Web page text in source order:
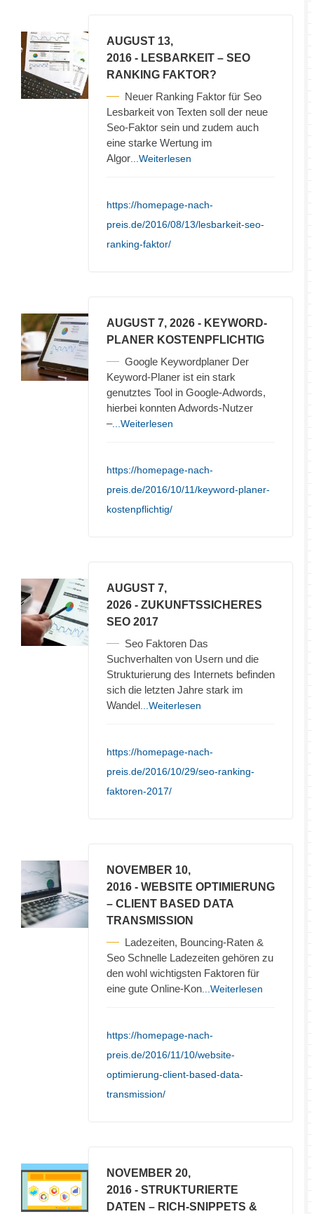
AUGUST 13,
2016 - LESBARKEIT – SEO
RANKING FAKTOR?
Neuer Ranking Faktor für Seo
Lesbarkeit von Texten soll der neue
Seo-Faktor sein und zudem auch
eine starke Wertung im
Algor ...Weiterlesen
https://homepage-nach-
preis.de/2016/08/13/lesbarkeit-seo-
ranking-faktor/
AUGUST 7, 2026 - KEYWORD-
PLANER KOSTENPFLICHTIG
Google Keywordplaner Der
Keyword-Planer ist ein stark
genutztes Tool in Google-Adwords,
hierbei konnten Adwords-Nutzer
–...Weiterlesen
https://homepage-nach-
preis.de/2016/10/11/keyword-planer-
kostenpflichtig/
AUGUST 7,
2026 - ZUKUNFTSSICHERES
SEO 2017
Seo Faktoren Das
Suchverhalten von Usern und die
Strukturierung des Internets befinden
sich die letzten Jahre stark im
Wandel ...Weiterlesen
https://homepage-nach-
preis.de/2016/10/29/seo-ranking-
faktoren-2017/
NOVEMBER 10,
2016 - WEBSITE OPTIMIERUNG
– CLIENT BASED DATA
TRANSMISSION
Ladezeiten, Bouncing-Raten &
Seo Schnelle Ladezeiten gehören zu
den wohl wichtigsten Faktoren für
eine gute Online-Kon ...Weiterlesen
https://homepage-nach-
preis.de/2016/11/10/website-
optimierung-client-based-data-
transmission/
NOVEMBER 20,
2016 - STRUKTURIERTE
DATEN – RICH-SNIPPETS &